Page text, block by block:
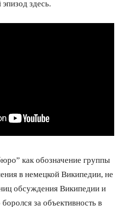
здесь.
как обозначение группы
в немецкой Википедии, не
обсуждения Википедии и
за объективность в